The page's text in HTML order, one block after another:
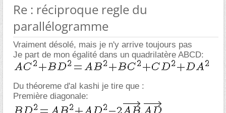
Re : réciproque regle du
parallélogramme
Vraiment désolé, mais je n'y arrive toujours pas
Je part de mon égalité dans un quadrilatère ABCD:
Du théoreme d'al kashi je tire que :
Première diagonale: